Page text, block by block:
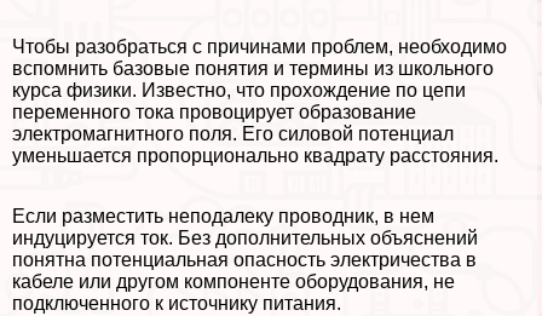
Чтобы разобраться с причинами проблем, необходимо
вспомнить базовые понятия и термины из школьного
курса физики. Известно, что прохождение по цепи
переменного тока провоцирует образование
электромагнитного поля. Его силовой потенциал
уменьшается пропорционально квадрату расстояния.
Если разместить неподалеку проводник, в нем
индуцируется ток. Без дополнительных объяснений
понятна потенциальная опасность электричества в
кабеле или другом компоненте оборудования, не
подключенного к источнику питания.